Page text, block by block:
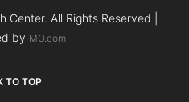
All Rights Reserved |
by MO.com
TO TOP